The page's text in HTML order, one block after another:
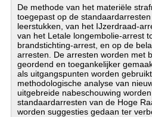
De methode van het materiële
toegepast op de
leerstukken, van het IJzerdraad-
van het Letale longembolie-arrest
brandstichting-arrest, en op de
arresten. De arresten worden met
geordend en toegankelijker
als uitgangspunten worden
methodologische analyse van
uitgebreide nabeschouwing
standaardarresten van de Hoge
worden suggesties gedaan ter